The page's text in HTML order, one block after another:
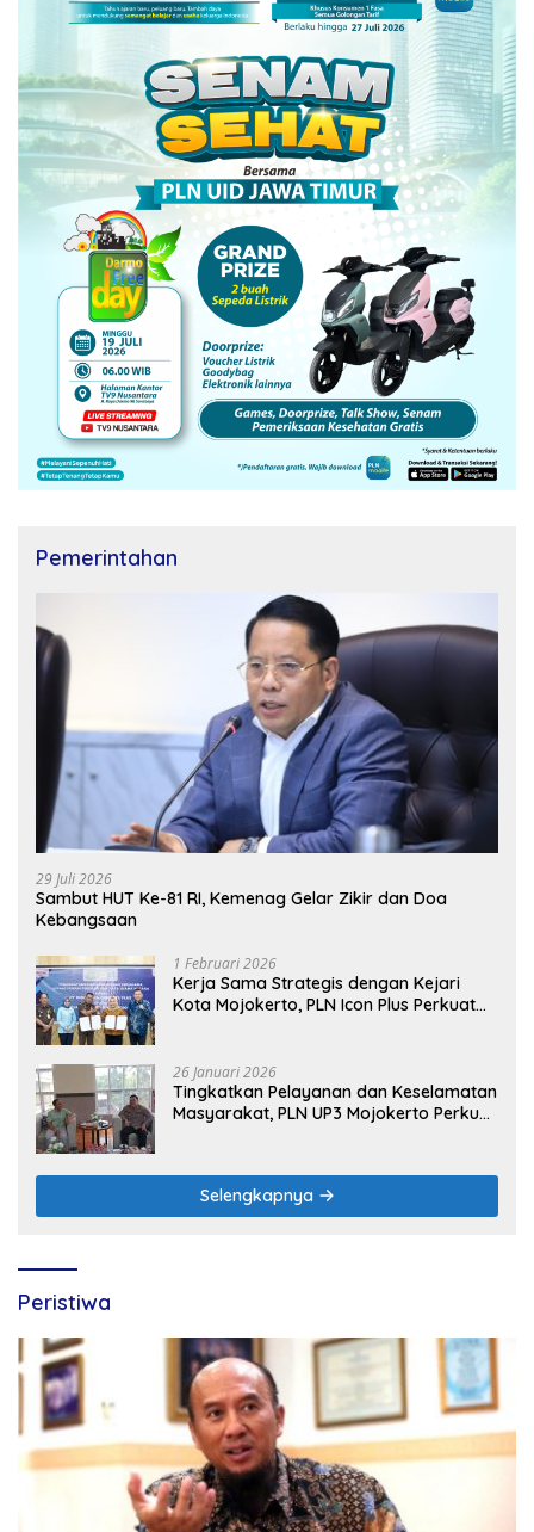
Pemerintahan
29 Juli 2026
Sambut HUT Ke-81 RI, Kemenag Gelar Zikir dan Doa
Kebangsaan
1 Februari 2026
Kerja Sama Strategis dengan Kejari
Kota Mojokerto, PLN Icon Plus Perkuat
26 Januari 2026
Tingkatkan Pelayanan dan Keselamatan
Masyarakat, PLN UP3 Mojokerto Perkuat
Selengkapnya
Peristiwa